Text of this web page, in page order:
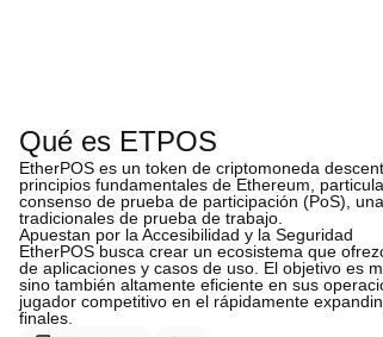
Qué es ETPOS
EtherPOS es un token de criptomoneda
principios fundamentales de Ethereum,
consenso de prueba de participación (PoS),
tradicionales de prueba de trabajo.
Apuestan por la Accesibilidad y la Seguridad
EtherPOS busca crear un ecosistema que
de aplicaciones y casos de uso. El objetivo es
sino también altamente eficiente en sus
jugador competitivo en el rápidamente
finales.